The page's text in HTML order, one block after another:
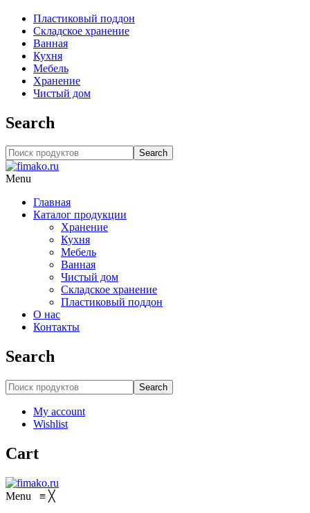
Пластиковый поддон
Складское хранение
Ванная
Кухня
Мебель
Хранение
Чистый дом
Search
Search
Menu
Главная
Каталог продукции
Хранение
Кухня
Мебель
Ванная
Чистый дом
Складское хранение
Пластиковый поддон
О нас
Контакты
Search
Search
My account
Wishlist
Cart
Menu ≡ ╳